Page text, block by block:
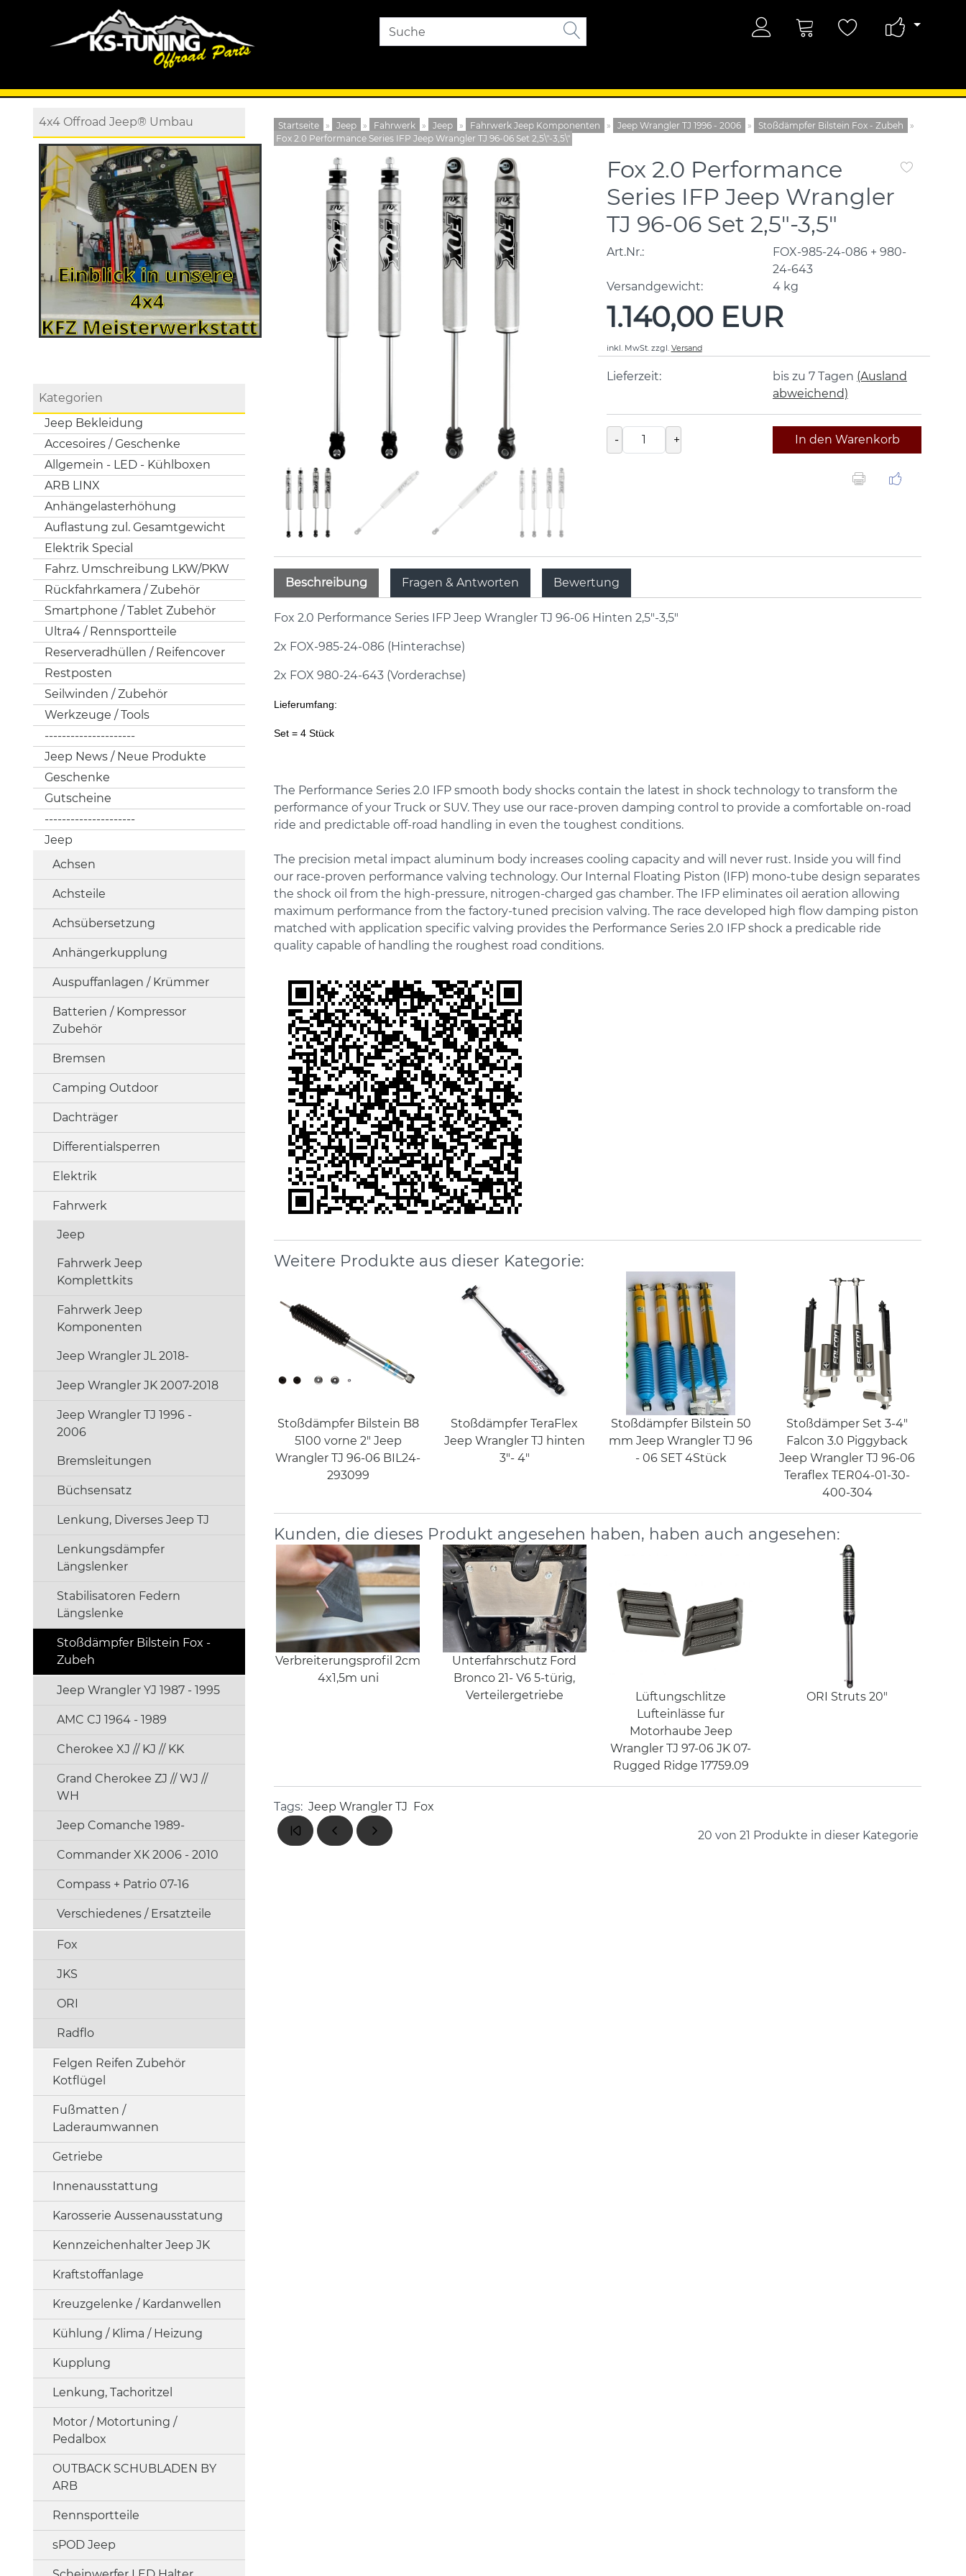
4x4 Offroad Jeep® Umbau
Kategorien
Jeep Bekleidung
Accesoires / Geschenke
Allgemein - LED - Kühlboxen
ARB LINX
Anhängelasterhöhung
Auflastung zul. Gesamtgewicht
Elektrik Special
Fahrz. Umschreibung LKW/PKW
Rückfahrkamera / Zubehör
Smartphone / Tablet Zubehör
Ultra4 / Rennsportteile
Reserveradhüllen / Reifencover
Restposten
Seilwinden / Zubehör
Werkzeuge / Tools
---------------------
Jeep News / Neue Produkte
Geschenke
Gutscheine
---------------------
Jeep
Achsen
Achsteile
Achsübersetzung
Anhängerkupplung
Auspuffanlagen / Krümmer
Batterien / Kompressor
Zubehör
Bremsen
Camping Outdoor
Dachträger
Differentialsperren
Elektrik
Fahrwerk
Jeep
Fahrwerk Jeep
Komplettkits
Fahrwerk Jeep
Komponenten
Jeep Wrangler JL 2018-
Jeep Wrangler JK 2007-2018
Jeep Wrangler TJ 1996 -
2006
Bremsleitungen
Büchsensatz
Lenkung, Diverses Jeep TJ
Lenkungsdämpfer
Längslenker
Stabilisatoren Federn
Längslenke
Stoßdämpfer Bilstein Fox -
Zubeh
Jeep Wrangler YJ 1987 - 1995
AMC CJ 1964 - 1989
Cherokee XJ // KJ // KK
Grand Cherokee ZJ // WJ //
WH
Jeep Comanche 1989-
Commander XK 2006 - 2010
Compass + Patrio 07-16
Verschiedenes / Ersatzteile
Fox
JKS
ORI
Radflo
Felgen Reifen Zubehör
Kotflügel
Fußmatten /
Laderaumwannen
Getriebe
Innenausstattung
Karosserie Aussenausstatung
Kennzeichenhalter Jeep JK
Kraftstoffanlage
Kreuzgelenke / Kardanwellen
Kühlung / Klima / Heizung
Kupplung
Lenkung, Tachoritzel
Motor / Motortuning /
Pedalbox
OUTBACK SCHUBLADEN BY
ARB
Rennsportteile
sPOD Jeep
Startseite » Jeep » Fahrwerk » Jeep » Fahrwerk Jeep Komponenten » Jeep Wrangler TJ 1996 - 2006 » Stoßdämpfer Bilstein Fox - Zubeh
»
Fox 2.0 Performance Series IFP Jeep Wrangler TJ 96-06 Set 2,5\"-3,5\"
Fox 2.0 Performance
Series IFP Jeep Wrangler
TJ 96-06 Set 2,5"-3,5"
Art.Nr.:
FOX-985-24-086 + 980-
24-643
Versandgewicht:
4kg
1.140,00 EUR
inkl. MwSt.zzgl. Versand
Lieferzeit: bis zu 7 Tagen (Ausland
abweichend)
- + In den Warenkorb
Beschreibung Fragen & Antworten Bewertung
Fox 2.0 Performance Series IFP Jeep Wrangler TJ 96-06 Hinten 2,5"-3,5"
2x FOX-985-24-086 (Hinterachse)
2x FOX 980-24-643 (Vorderachse)
Lieferumfang:
Set = 4 Stück
The Performance Series 2.0 IFP smooth body shocks contain the latest in shock technology to transform the
performance of your Truck or SUV. They use our race-proven damping control to provide a comfortable on-road
ride and predictable off-road handling in even the toughest conditions.
The precision metal impact aluminum body increases cooling capacity and will never rust. Inside you will find
our race-proven performance valving technology. Our Internal Floating Piston (IFP) mono-tube design separates
the shock oil from the high-pressure, nitrogen-charged gas chamber. The IFP eliminates oil aeration allowing
maximum performance from the factory-tuned precision valving. The race developed high flow damping piston
matched with application specific valving provides the Performance Series 2.0 IFP shock a predicable ride
quality capable of handling the roughest road conditions.
Weitere Produkte aus dieser Kategorie:
Stoßdämpfer Bilstein B8
5100 vorne 2" Jeep
Wrangler TJ 96-06 BIL24-
293099
Stoßdämpfer TeraFlex
Jeep Wrangler TJ hinten
3"- 4"
Stoßdämpfer Bilstein 50
mm Jeep Wrangler TJ 96
- 06 SET 4Stück
Stoßdämper Set 3-4"
Falcon 3.0 Piggyback
Jeep Wrangler TJ 96-06
Teraflex TER04-01-30-
400-304
Kunden, die dieses Produkt angesehen haben, haben auch angesehen:
Verbreiterungsprofil 2cm
4x1,5m uni
Unterfahrschutz Ford
Bronco 21- V6 5-türig,
Verteilergetriebe
Lüftungschlitze
Lufteinlässe fur
Motorhaube Jeep
Wrangler TJ 97-06 JK 07-
Rugged Ridge 17759.09
ORI Struts 20"
Tags: Jeep Wrangler TJ Fox
20 von 21 Produkte in dieser Kategorie